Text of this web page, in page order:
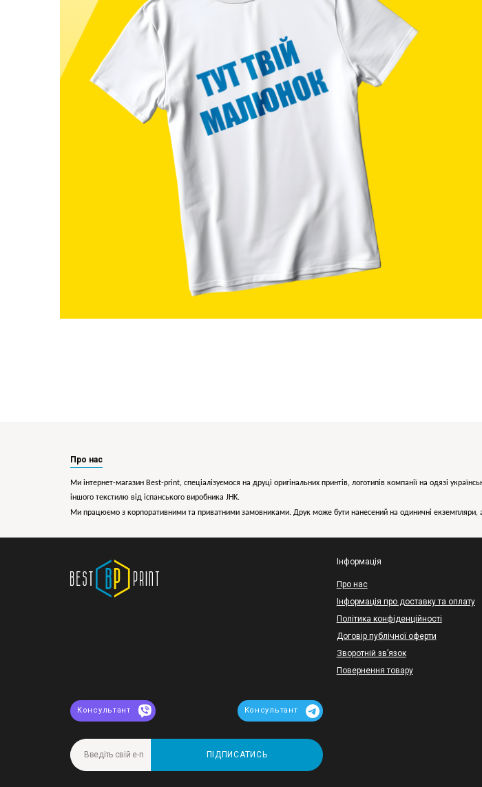
Про нас
Ми інтернет-магазин Best-print, спеціалізуємося на друці оригінальних принтів, логотипів компанії на одязі
іншого текстилю від іспанського виробника JHK.
Ми працюємо з корпоративними та приватними замовниками. Друк може бути нанесений на одиничні екземпляри,
Інформація
Про нас
Інформація про доставку та оплату
Політика конфіденційності
Договір публічної оферти
Зворотній зв’язок
Повернення товару
Консультант Консультант
ПІДПИСАТИСЬ